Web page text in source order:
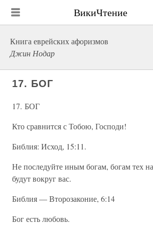
ВикиЧтение
Книга еврейских афоризмов
Джин Нодар
17. БОГ
17. БОГ
Кто сравнится с Тобою, Господи!
Библия: Исход, 15:11.
Не последуйте иным богам, богам тех
будут вокруг вас.
Библия — Второзаконие, 6:14
Бог есть любовь.